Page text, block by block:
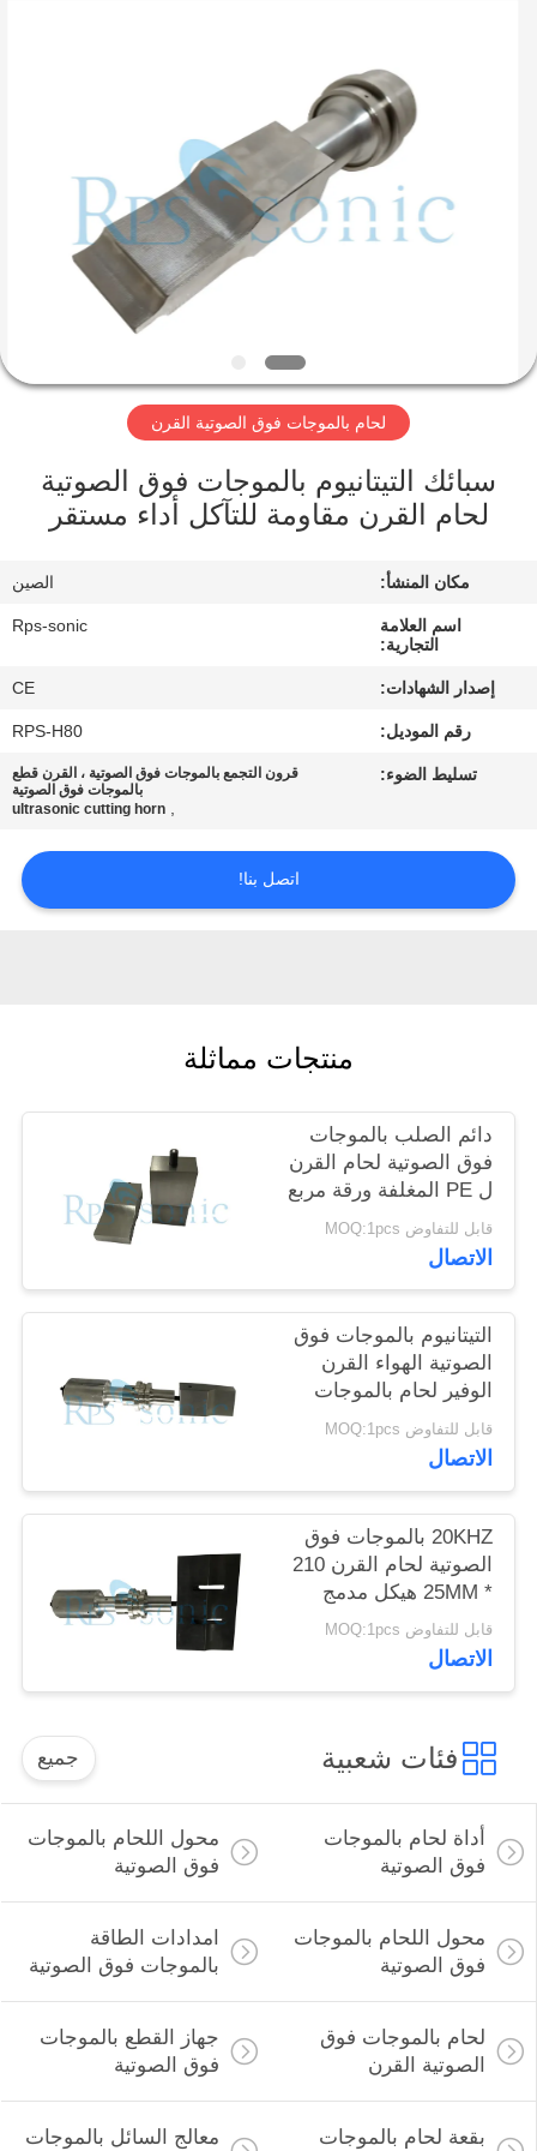
منتجات
عنا
في
المعمل
مراقبة
الجودة
حالات
سياسة
الخصوصية
لحام بالموجات فوق الصوتية القرن
سبائك التيتانيوم بالموجات فوق الصوتية
لحام القرن مقاومة للتآكل أداء مستقر
مكان المنشأ: الصين
اسم العلامة
التجارية:
Rps-sonic
إصدار الشهادات: CE
رقم الموديل: RPS-H80
تسليط الضوء:
قرون التجمع بالموجات فوق الصوتية ، القرن قطع
بالموجات فوق الصوتية
,
ultrasonic cutting horn
اتصل بنا!
منتجات مماثلة
دائم الصلب بالموجات
فوق الصوتية لحام القرن
ل PE المغلفة ورقة مربع
التعبئة
قابل للتفاوض MOQ:1pcs
الاتصال
التيتانيوم بالموجات فوق
الصوتية الهواء القرن
الوفير لحام بالموجات
فوق الصوتية قطع القرن
قابل للتفاوض MOQ:1pcs
الاتصال
20KHZ بالموجات فوق
الصوتية لحام القرن 210
* 25MM هيكل مدمج
سهل التشغيل
قابل للتفاوض MOQ:1pcs
الاتصال
فئات شعبية جميع
أداة لحام بالموجات
فوق الصوتية
محول اللحام بالموجات
فوق الصوتية
محول اللحام بالموجات
فوق الصوتية
امدادات الطاقة
بالموجات فوق الصوتية
لحام بالموجات فوق
الصوتية القرن
جهاز القطع بالموجات
فوق الصوتية
بقعة لحام بالموجات معالج السائل بالموجات